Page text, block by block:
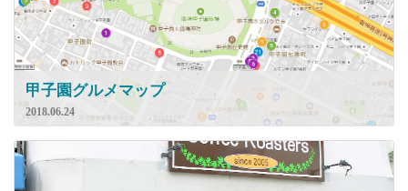
甲子園グルメマップ
2018.06.24